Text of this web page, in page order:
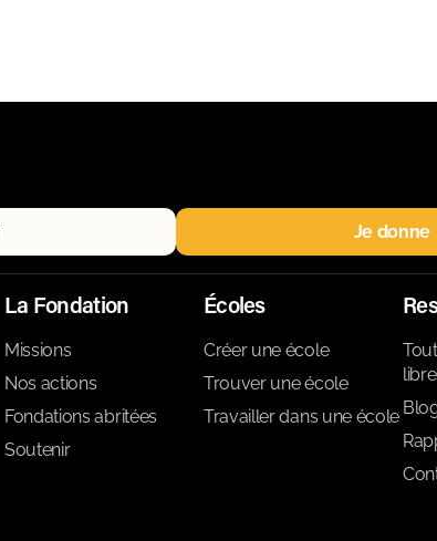
Je donne
La Fondation
Missions
Nos actions
Fondations abritées
Soutenir
Écoles
Créer une école
Trouver une école
Travailler dans une école